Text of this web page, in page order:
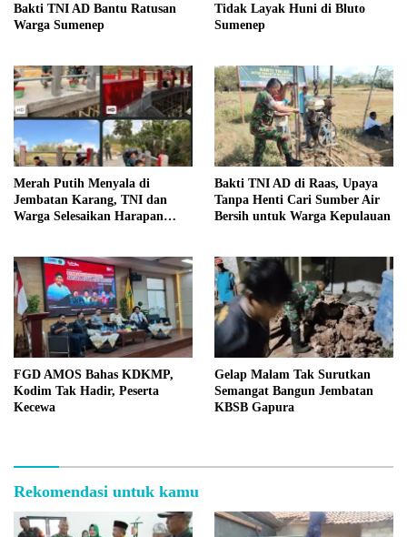
Bakti TNI AD Bantu Ratusan
Warga Sumenep
Tidak Layak Huni di Bluto
Sumenep
Merah Putih Menyala di
Jembatan Karang, TNI dan
Warga Selesaikan Harapan
Bakti TNI AD di Raas, Upaya
Tanpa Henti Cari Sumber Air
Bersih untuk Warga Kepulauan
FGD AMOS Bahas KDKMP,
Kodim Tak Hadir, Peserta
Kecewa
Gelap Malam Tak Surutkan
Semangat Bangun Jembatan
KBSB Gapura
Rekomendasi untuk kamu